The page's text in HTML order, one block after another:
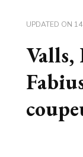
UPDATED ON
Valls,